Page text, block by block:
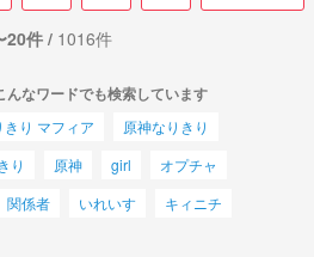
20件 / 1016件
んなワードでも検索しています
きり マフィア
原神なりきり
り 原神 girl
オプチャ
関係者 いれいす キィニチ